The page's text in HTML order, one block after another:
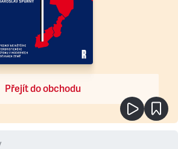
Přejít do obchodu